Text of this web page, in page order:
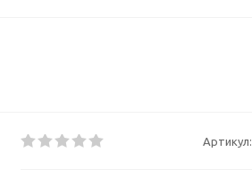
Артикул: